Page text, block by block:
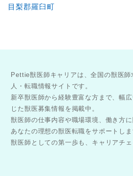
目梨郡羅臼町
Pettie獣医師キャリアは、全国の獣医
人・転職情報サイトです。
新卒獣医師から経験豊富な方まで、幅
じた獣医募集情報を掲載中。
獣医師の仕事内容や職場環境、働き方に
あなたの理想の獣医転職をサポートしま
獣医師としての第一歩も、キャリアチ